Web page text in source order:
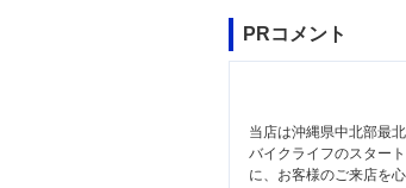
PRコメント
当店は沖縄県中北部最
バイクライフのスター
に、お客様のご来店を